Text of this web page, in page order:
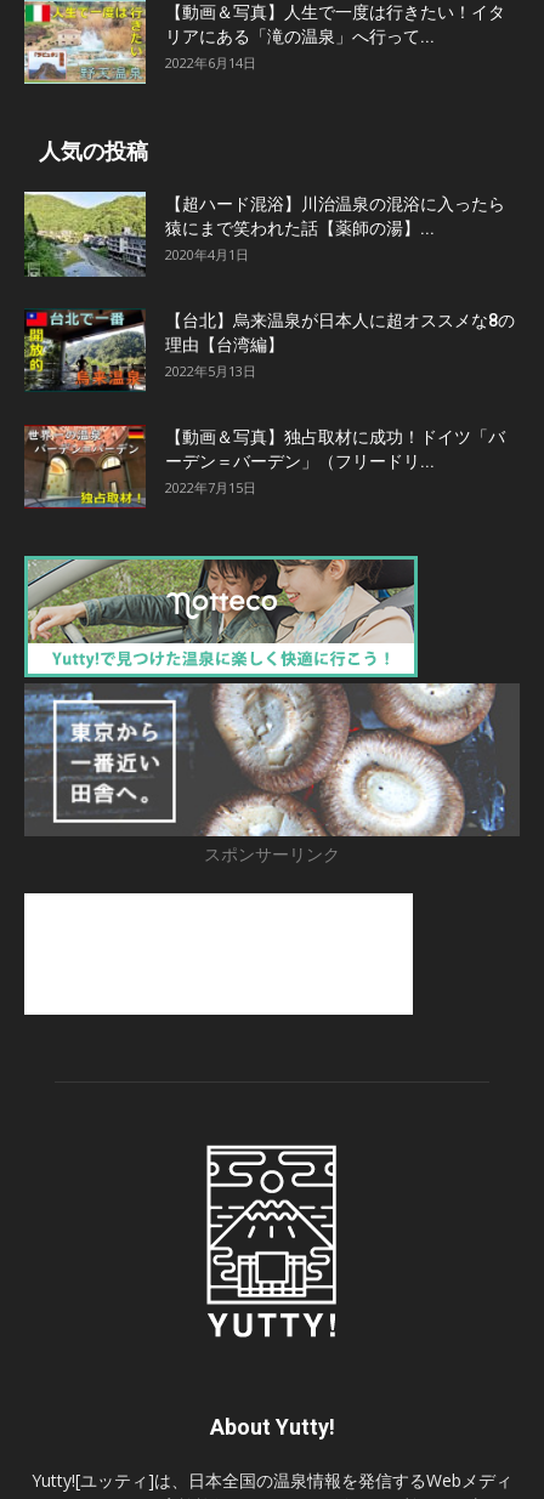
【動画＆写真】人生で一度は行きたい！イタ
リアにある「滝の温泉」へ行って...
2022年6月14日
人気の投稿
【超ハード混浴】川治温泉の混浴に入ったら
猿にまで笑われた話【薬師の湯】...
2020年4月1日
【台北】烏来温泉が日本人に超オススメな8の
理由【台湾編】
2022年5月13日
【動画＆写真】独占取材に成功！ドイツ「バ
ーデン＝バーデン」（フリードリ...
2022年7月15日
スポンサーリンク
About Yutty!
Yutty![ユッティ]は、日本全国の温泉情報を発信するWebメディ